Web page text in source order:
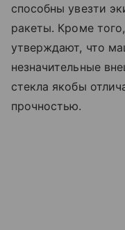
способны увезти
ракеты. Кроме
утверждают, что
незначительные
стекла якобы
прочностью.